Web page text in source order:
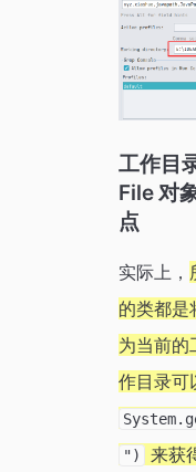
工作目
File 对
点
实际上，
的类都是
为当前的
作目录可
") 来获